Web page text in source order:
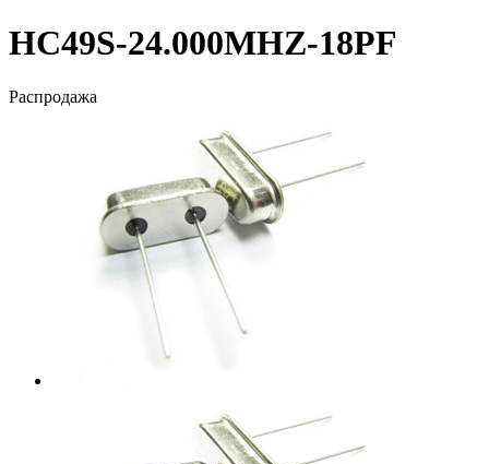
HC49S-24.000MHZ-18PF
Распродажа